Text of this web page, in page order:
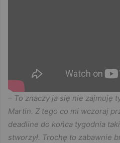
– To znaczy ja się nie zajmuję
Martin. Z tego co mi wczoraj
deadline do końca tygodnia
stworzył. Trochę to zabawnie